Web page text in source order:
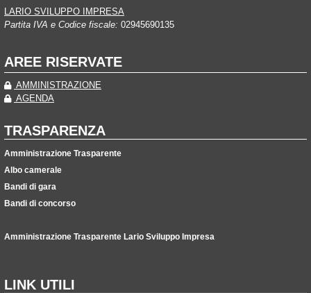
LARIO SVILUPPO IMPRESA
Partita IVA e Codice fiscale: 02945690135
AREE RISERVATE
AMMINISTRAZIONE
AGENDA
TRASPARENZA
Amministrazione Trasparente
Albo camerale
Bandi di gara
Bandi di concorso
Amministrazione Trasparente Lario Sviluppo Impresa
LINK UTILI